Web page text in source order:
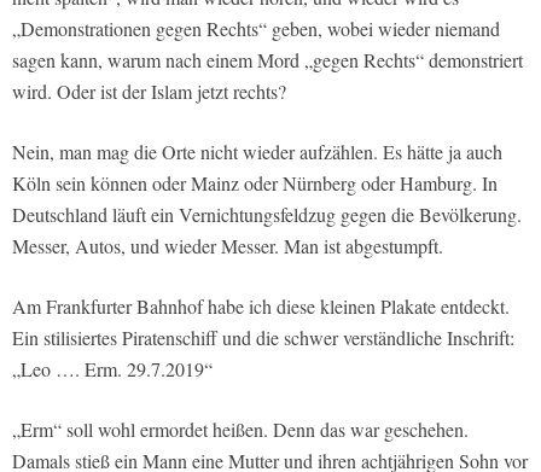
„Demonstrationen gegen Rechts“ geben, wobei wieder niemand
sagen kann, warum nach einem Mord „gegen Rechts“ demonstriert
wird. Oder ist der Islam jetzt rechts?
Nein, man mag die Orte nicht wieder aufzählen. Es hätte ja auch
Köln sein können oder Mainz oder Nürnberg oder Hamburg. In
Deutschland läuft ein Vernichtungsfeldzug gegen die Bevölkerung.
Messer, Autos, und wieder Messer. Man ist abgestumpft.
Am Frankfurter Bahnhof habe ich diese kleinen Plakate entdeckt.
Ein stilisiertes Piratenschiff und die schwer verständliche Inschrift:
„Leo …. Erm. 29.7.2019“
„Erm“ soll wohl ermordet heißen. Denn das war geschehen.
Damals stieß ein Mann eine Mutter und ihren achtjährigen Sohn vor